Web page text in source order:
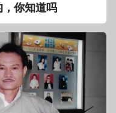
你知道吗